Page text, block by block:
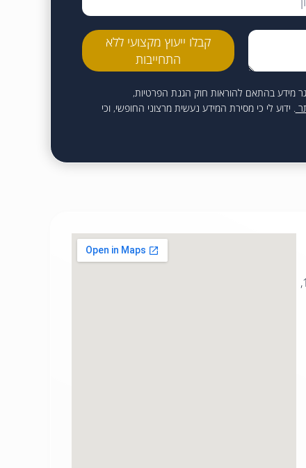
מידע בהתאם להוראות חוק הגנת הפרטיות,
. ידוע לי כי מסירת המידע נעשית מרצוני החופשי, וכי
קבלו ייעוץ מקצועי ללא
התחייבות
שוק קניון, אגריפס 88, קומה 1,